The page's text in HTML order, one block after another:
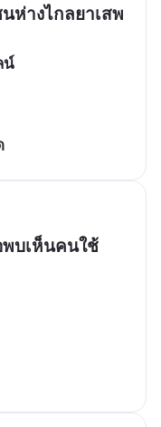
ห่างไกลยาเสพ
น์
พบเห็นคนใช้